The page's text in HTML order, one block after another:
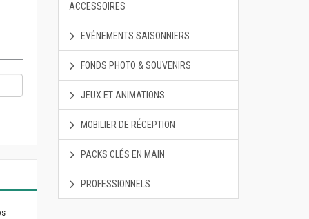
ACCESSOIRES
EVÉNEMENTS SAISONNIERS
FONDS PHOTO & SOUVENIRS
JEUX ET ANIMATIONS
MOBILIER DE RÉCEPTION
PACKS CLÉS EN MAIN
PROFESSIONNELS